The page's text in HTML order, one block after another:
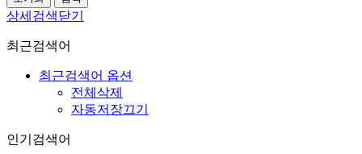
상세검색닫기
최근검색어
최근검색어 옵션
전체삭제
자동저장끄기
인기검색어